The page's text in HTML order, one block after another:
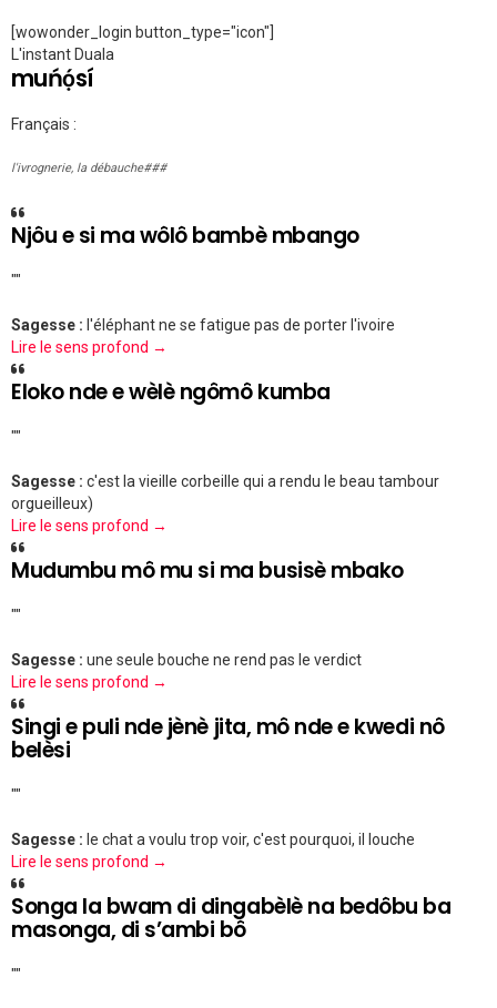
[wowonder_login button_type="icon"]
L'instant Duala
muńọ́sí
Français :
l'ivrognerie, la débauche###
Njôu e si ma wôlô bambè mbango
""
Sagesse : l'éléphant ne se fatigue pas de porter l'ivoire
Lire le sens profond →
Eloko nde e wèlè ngômô kumba
""
Sagesse : c'est la vieille corbeille qui a rendu le beau tambour
orgueilleux)
Lire le sens profond →
Mudumbu mô mu si ma busisè mbako
""
Sagesse : une seule bouche ne rend pas le verdict
Lire le sens profond →
Singi e puli nde jènè jita, mô nde e kwedi nô
belèsi
""
Sagesse : le chat a voulu trop voir, c'est pourquoi, il louche
Lire le sens profond →
Songa la bwam di dingabèlè na bedôbu ba
masonga, di s’ambi bô
""